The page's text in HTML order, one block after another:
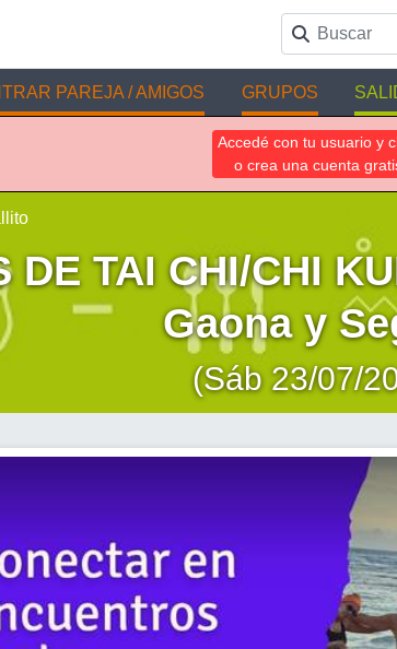
PAREJA / AMIGOS GRUPOS
Accedé con tu usuario y
o crea una cuenta
DE TAI CHI/CHI
Gaona y
(Sáb 23/07/